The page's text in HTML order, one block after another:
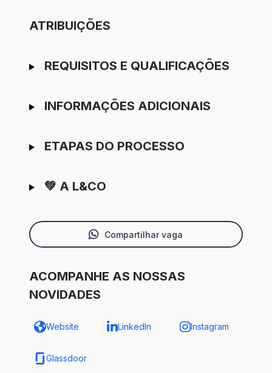
ATRIBUIÇÕES
REQUISITOS E QUALIFICAÇÕES
INFORMAÇÕES ADICIONAIS
ETAPAS DO PROCESSO
💚 A L&CO
Compartilhar vaga
ACOMPANHE AS NOSSAS
NOVIDADES
Website LinkedIn Instagram
Glassdoor